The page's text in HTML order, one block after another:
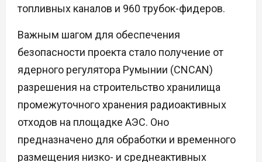
топливных каналов и 960 трубок-фидеров.
Важным шагом для обеспечения
безопасности проекта стало получение от
ядерного регулятора Румынии (CNCAN)
разрешения на строительство хранилища
промежуточного хранения радиоактивных
отходов на площадке АЭС. Оно
предназначено для обработки и временного
размещения низко- и среднеактивных